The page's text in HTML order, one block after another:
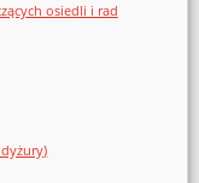
osiedli i rad